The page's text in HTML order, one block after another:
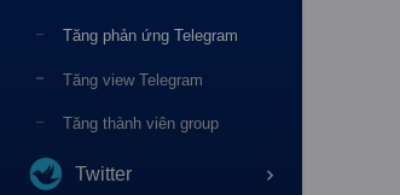
Tăng phản ứng Telegram
Tăng view Telegram
Tăng thành viên group
Twitter